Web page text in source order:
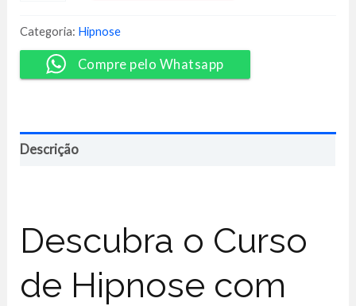
Pyong
Lee
quantidade
Categoria: Hipnose
Compre pelo Whatsapp
Descrição
Descubra o Curso
de Hipnose com